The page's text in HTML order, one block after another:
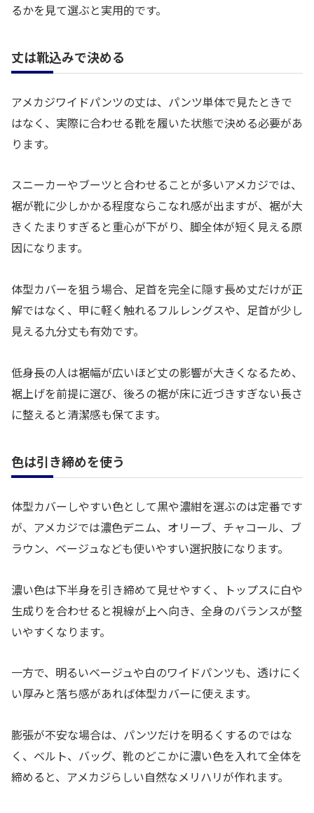
るかを見て選ぶと実用的です。
丈は靴込みで決める
アメカジワイドパンツの丈は、パンツ単体で見たときで
はなく、実際に合わせる靴を履いた状態で決める必要があ
ります。
スニーカーやブーツと合わせることが多いアメカジでは、
裾が靴に少しかかる程度ならこなれ感が出ますが、裾が大
きくたまりすぎると重心が下がり、脚全体が短く見える原
因になります。
体型カバーを狙う場合、足首を完全に隠す長め丈だけが正
解ではなく、甲に軽く触れるフルレングスや、足首が少し
見える九分丈も有効です。
低身長の人は裾幅が広いほど丈の影響が大きくなるため、
裾上げを前提に選び、後ろの裾が床に近づきすぎない長さ
に整えると清潔感も保てます。
色は引き締めを使う
体型カバーしやすい色として黒や濃紺を選ぶのは定番です
が、アメカジでは濃色デニム、オリーブ、チャコール、ブ
ラウン、ベージュなども使いやすい選択肢になります。
濃い色は下半身を引き締めて見せやすく、トップスに白や
生成りを合わせると視線が上へ向き、全身のバランスが整
いやすくなります。
一方で、明るいベージュや白のワイドパンツも、透けにく
い厚みと落ち感があれば体型カバーに使えます。
膨張が不安な場合は、パンツだけを明るくするのではな
く、ベルト、バッグ、靴のどこかに濃い色を入れて全体を
締めると、アメカジらしい自然なメリハリが作れます。